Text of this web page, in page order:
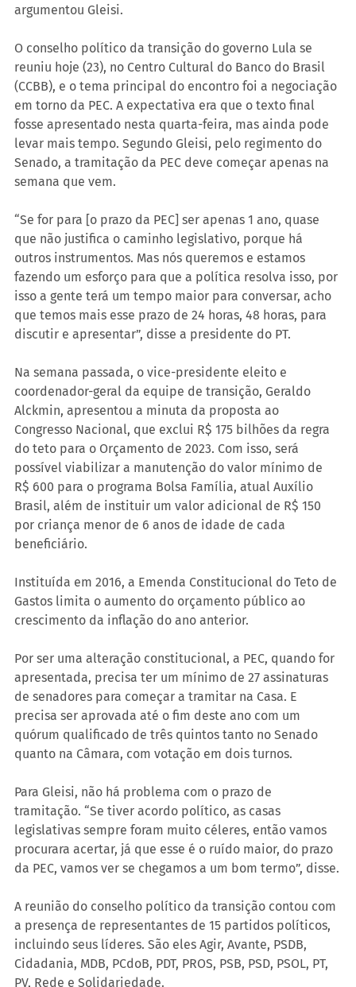
argumentou Gleisi.
O conselho político da transição do governo Lula se
reuniu hoje (23), no Centro Cultural do Banco do Brasil
(CCBB), e o tema principal do encontro foi a negociação
em torno da PEC. A expectativa era que o texto final
fosse apresentado nesta quarta-feira, mas ainda pode
levar mais tempo. Segundo Gleisi, pelo regimento do
Senado, a tramitação da PEC deve começar apenas na
semana que vem.
“Se for para [o prazo da PEC] ser apenas 1 ano, quase
que não justifica o caminho legislativo, porque há
outros instrumentos. Mas nós queremos e estamos
fazendo um esforço para que a política resolva isso, por
isso a gente terá um tempo maior para conversar, acho
que temos mais esse prazo de 24 horas, 48 horas, para
discutir e apresentar”, disse a presidente do PT.
Na semana passada, o vice-presidente eleito e
coordenador-geral da equipe de transição, Geraldo
Alckmin, apresentou a minuta da proposta ao
Congresso Nacional, que exclui R$ 175 bilhões da regra
do teto para o Orçamento de 2023. Com isso, será
possível viabilizar a manutenção do valor mínimo de
R$ 600 para o programa Bolsa Família, atual Auxílio
Brasil, além de instituir um valor adicional de R$ 150
por criança menor de 6 anos de idade de cada
beneficiário.
Instituída em 2016, a Emenda Constitucional do Teto de
Gastos limita o aumento do orçamento público ao
crescimento da inflação do ano anterior.
Por ser uma alteração constitucional, a PEC, quando for
apresentada, precisa ter um mínimo de 27 assinaturas
de senadores para começar a tramitar na Casa. E
precisa ser aprovada até o fim deste ano com um
quórum qualificado de três quintos tanto no Senado
quanto na Câmara, com votação em dois turnos.
Para Gleisi, não há problema com o prazo de
tramitação. “Se tiver acordo político, as casas
legislativas sempre foram muito céleres, então vamos
procurara acertar, já que esse é o ruído maior, do prazo
da PEC, vamos ver se chegamos a um bom termo”, disse.
A reunião do conselho político da transição contou com
a presença de representantes de 15 partidos políticos,
incluindo seus líderes. São eles Agir, Avante, PSDB,
Cidadania, MDB, PCdoB, PDT, PROS, PSB, PSD, PSOL, PT,
PV, Rede e Solidariedade.